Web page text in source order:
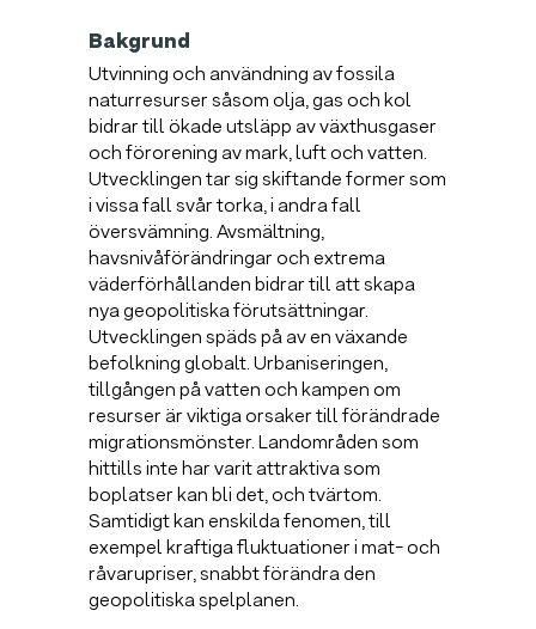
Bakgrund
Utvinning och användning av fossila
naturresurser såsom olja, gas och kol
bidrar till ökade utsläpp av växthusgaser
och förorening av mark, luft och vatten.
Utvecklingen tar sig skiftande former som
i vissa fall svår torka, i andra fall
översvämning. Avsmältning,
havsnivåförändringar och extrema
väderförhållanden bidrar till att skapa
nya geopolitiska förutsättningar.
Utvecklingen späds på av en växande
befolkning globalt. Urbaniseringen,
tillgången på vatten och kampen om
resurser är viktiga orsaker till förändrade
migrationsmönster. Landområden som
hittills inte har varit attraktiva som
boplatser kan bli det, och tvärtom.
Samtidigt kan enskilda fenomen, till
exempel kraftiga fluktuationer i mat- och
råvarupriser, snabbt förändra den
geopolitiska spelplanen.